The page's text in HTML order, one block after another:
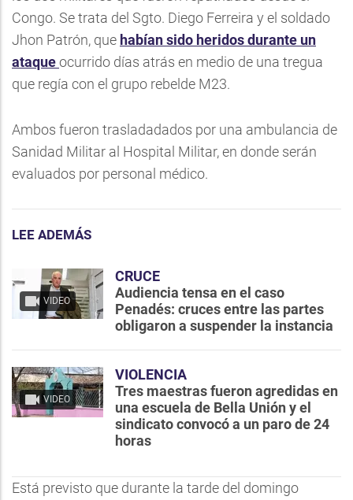
Congo. Se trata del Sgto. Diego Ferreira y el soldado
Jhon Patrón, que habían sido heridos durante un
ataqueocurrido días atrás en medio de una tregua
que regía con el grupo rebelde M23.
Ambos fueron trasladadados por una ambulancia de
Sanidad Militar al Hospital Militar, en donde serán
evaluados por personal médico.
LEE ADEMÁS
VIDEO
CRUCE
Audiencia tensa en el caso
Penadés: cruces entre las partes
obligaron a suspender la instancia
VIDEO
VIOLENCIA
Tres maestras fueron agredidas en
una escuela de Bella Unión y el
sindicato convocó a un paro de 24
horas
Está previsto que durante la tarde del domingo